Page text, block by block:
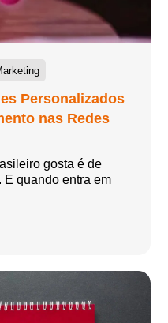
Personalizados
nas Redes
gosta é de
E quando entra em